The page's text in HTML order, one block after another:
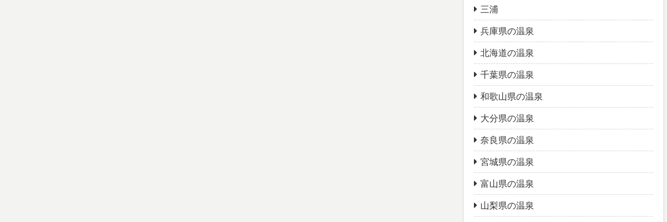
三浦
兵庫県の温泉
北海道の温泉
千葉県の温泉
和歌山県の温泉
大分県の温泉
奈良県の温泉
宮城県の温泉
富山県の温泉
山梨県の温泉